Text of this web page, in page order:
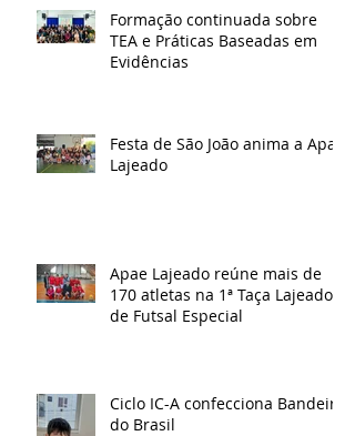
Formação continuada sobre
TEA e Práticas Baseadas em
Evidências
Festa de São João anima a Apae
Lajeado
Apae Lajeado reúne mais de
170 atletas na 1ª Taça Lajeado
de Futsal Especial
Ciclo IC-A confecciona Bandeira
do Brasil